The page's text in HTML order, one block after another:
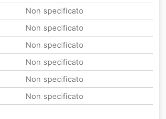
Non specificato
Non specificato
Non specificato
Non specificato
Non specificato
Non specificato